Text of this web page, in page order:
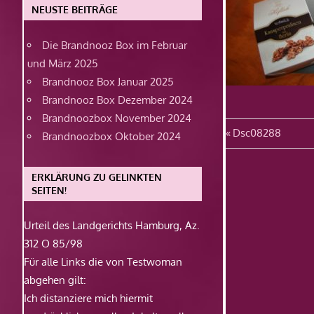
Vorheriger
Beitrag:
Dsc08288
NEUSTE BEITRÄGE
Die Brandnooz Box im Februar
und März 2025
Brandnooz Box Januar 2025
Brandnooz Box Dezember 2024
Brandnoozbox November 2024
Brandnoozbox Oktober 2024
ERKLÄRUNG ZU GELINKTEN
SEITEN!
Urteil des Landgerichts Hamburg, Az.
312 O 85/98
Für alle Links die von Testwoman
abgehen gilt:
Ich distanziere mich hiermit